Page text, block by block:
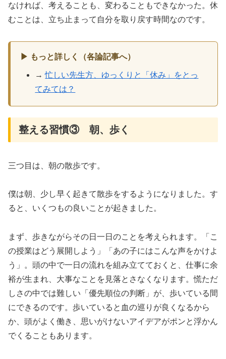
なければ、考えることも、変わることもできなかった。休
むことは、立ち止まって自分を取り戻す時間なのです。
▶ もっと詳しく（各論記事へ）
→忙しい先生方、ゆっくりと「休み」をとっ
てみては？
整える習慣③ 朝、歩く
三つ目は、朝の散歩です。
僕は朝、少し早く起きて散歩をするようになりました。す
ると、いくつもの良いことが起きました。
まず、歩きながらその日一日のことを考えられます。「こ
の授業はどう展開しよう」「あの子にはこんな声をかけよ
う」。頭の中で一日の流れを組み立てておくと、仕事に余
裕が生まれ、大事なことを見落とさなくなります。慌ただ
しさの中では難しい「優先順位の判断」が、歩いている間
にできるのです。歩いていると血の巡りが良くなるから
か、頭がよく働き、思いがけないアイデアがポンと浮かん
でくることもあります。